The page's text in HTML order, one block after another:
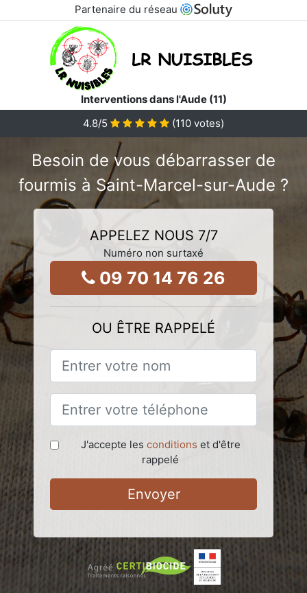
Partenaire du réseau
Interventions dans l'Aude (11)
4.8/5 (110 votes)
Besoin de vous débarrasser de
fourmis à Saint-Marcel-sur-Aude ?
APPELEZ NOUS 7/7
Numéro non surtaxé
09 70 14 76 26
OU ÊTRE RAPPELÉ
J'accepte les conditions et d'être
rappelé
Envoyer